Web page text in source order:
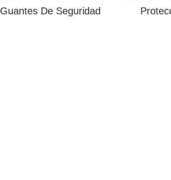
Guantes De Seguridad